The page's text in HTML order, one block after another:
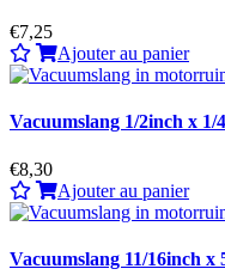
€7,25
Ajouter au panier
Vacuumslang 1/2inch x 1/
€8,30
Ajouter au panier
Vacuumslang 11/16inch x